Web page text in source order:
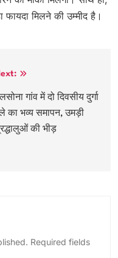
मिलने की उम्मीद है।
गांव में दो दिवसीय दुर्गा
का भव्य समापन, उमड़ी
की भीड़
Required fields